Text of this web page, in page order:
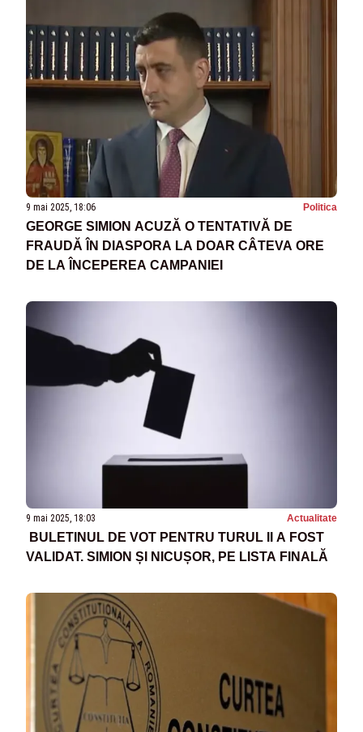
9 mai 2025, 18:06 Politica
GEORGE SIMION ACUZĂ O TENTATIVĂ DE
FRAUDĂ ÎN DIASPORA LA DOAR CÂTEVA ORE
DE LA ÎNCEPEREA CAMPANIEI
9 mai 2025, 18:03 Actualitate
BULETINUL DE VOT PENTRU TURUL II A FOST
VALIDAT. SIMION ȘI NICUȘOR, PE LISTA FINALĂ